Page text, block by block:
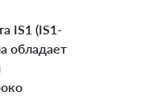
IS1 (IS1-
обладает